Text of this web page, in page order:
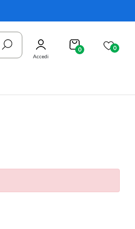
Accedi
0 0